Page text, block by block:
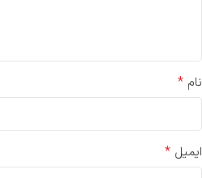
نام *
ایمیل *